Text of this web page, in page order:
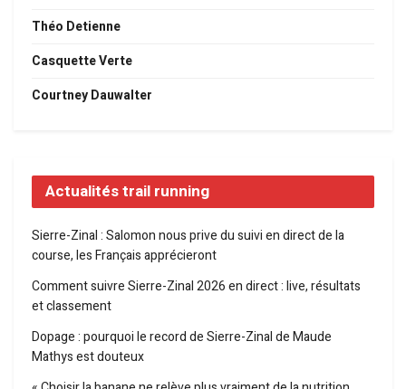
Théo Detienne
Casquette Verte
Courtney Dauwalter
Actualités trail running
Sierre-Zinal : Salomon nous prive du suivi en direct de la
course, les Français apprécieront
Comment suivre Sierre-Zinal 2026 en direct : live, résultats
et classement
Dopage : pourquoi le record de Sierre-Zinal de Maude
Mathys est douteux